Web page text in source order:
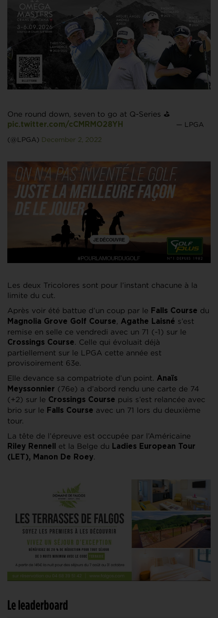
One round down, seven to go at Q-Series ⛳️
pic.twitter.com/cCMRMO28YH — LPGA
(@LPGA) December 2, 2022
Les deux Tricolores sont pour l’instant chacune à la
limite du cut.
Après voir été battue d’un coup par le Falls Course du
Magnolia Grove Golf Course, Agathe Laisné s’est
remise en selle ce vendredi avec un 71 (-1) sur le
Crossings Course. Celle qui évoluait déjà
partiellement sur le LPGA cette année est
provisoirement 63e.
Elle devance sa compatriote d’un point. Anaïs
Meyssonnier (76e) a d’abord rendu une carte de 74
(+2) sur le Crossings Course puis s’est relancée avec
brio sur le Falls Course avec un 71 lors du deuxième
tour.
La tête de l’épreuve est occupée par l’Américaine
Riley Rennell et la Belge du Ladies European Tour
(LET), Manon De Roey.
Le leaderboard